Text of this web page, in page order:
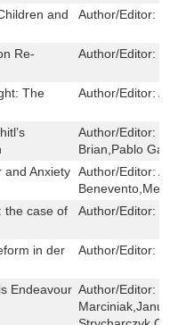
and
Author/Editor:
Re-
Author/Editor:
The
Author/Editor:
Author/Editor:
Brian,Pablo
and Anxiety Author/Editor:
the case of
Author/Editor:
in der
Author/Editor:
Endeavour Author/Editor: